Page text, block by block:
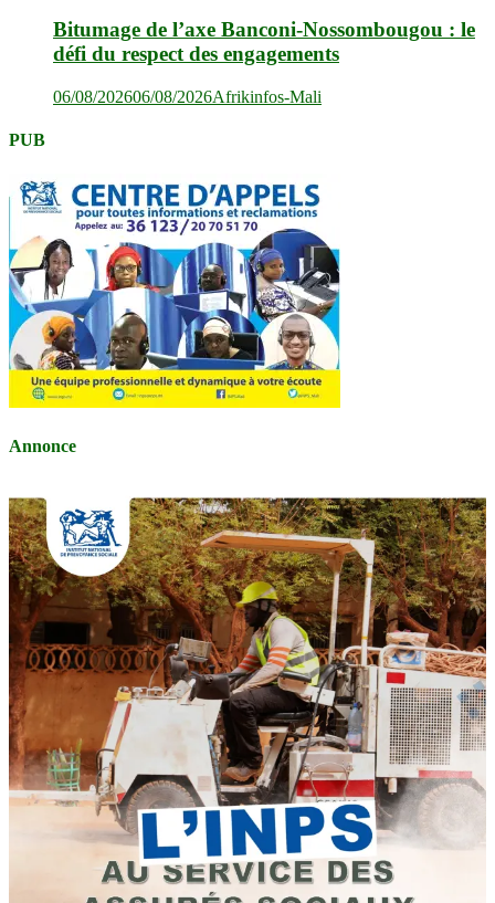
Bitumage de l’axe Banconi-Nossombougou : le
défi du respect des engagements
06/08/202606/08/2026Afrikinfos-Mali
PUB
Annonce